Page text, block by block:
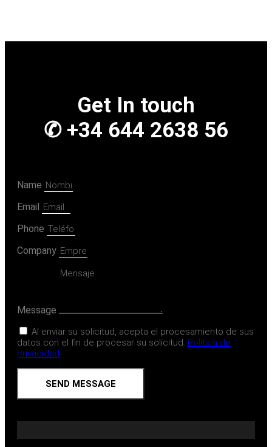
Get In touch
✆ +34 644 2638 56
Name
Email
Phone
Company
Message
Al enviar su solicitud, acepta el procesamiento de sus
datos con el fin de procesar su solicitud. Politica de
privacidad
SEND MESSAGE